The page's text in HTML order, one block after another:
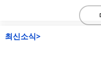
최신소식>